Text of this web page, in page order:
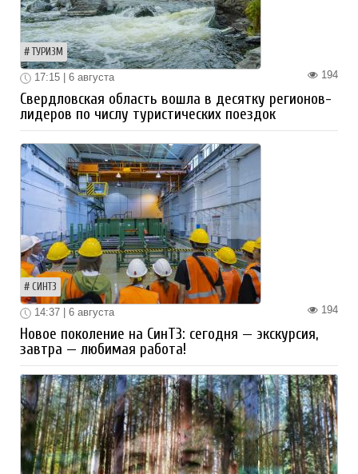
ТУРИЗМ
194
17:15 | 6 августа
Свердловская область вошла в десятку регионов-
лидеров по числу туристических поездок
СИНТЗ
194
14:37 | 6 августа
Новое поколение на СинТЗ: сегодня — экскурсия,
завтра — любимая работа!